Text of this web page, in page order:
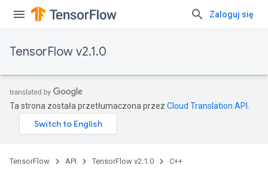
Zaloguj się
TensorFlow v2.1.0
Ta strona została przetłumaczona przez Cloud Translation API
TensorFlow API TensorFlow v2.1.0 C++